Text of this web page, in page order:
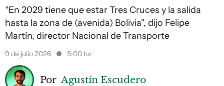
“En 2029 tiene que estar Tres Cruces y la salida
hasta la zona de (avenida) Bolivia", dijo Felipe
Martín, director Nacional de Transporte
9 de julio 2026 5:00 hs
Por Agustín Escudero